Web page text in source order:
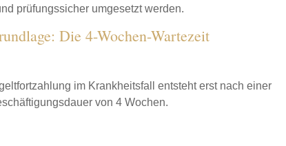
prüfungssicher umgesetzt werden.
Die 4-Wochen-Wartezeit
im Krankheitsfall entsteht erst nach einer
von 4 Wochen.